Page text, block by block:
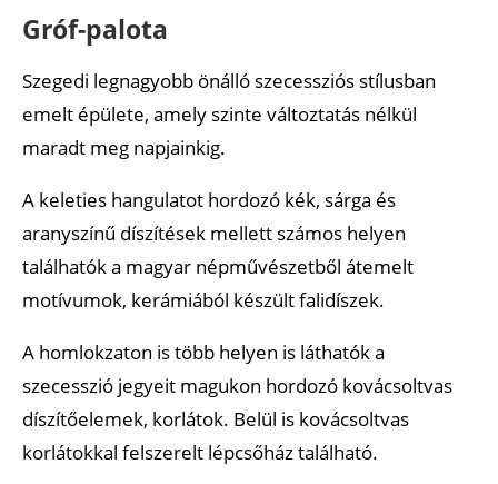
Gróf-palota
Szegedi legnagyobb önálló szecessziós stílusban
emelt épülete, amely szinte változtatás nélkül
maradt meg napjainkig.
A keleties hangulatot hordozó kék, sárga és
aranyszínű díszítések mellett számos helyen
találhatók a magyar népművészetből átemelt
motívumok, kerámiából készült falidíszek.
A homlokzaton is több helyen is láthatók a
szecesszió jegyeit magukon hordozó kovácsoltvas
díszítőelemek, korlátok. Belül is kovácsoltvas
korlátokkal felszerelt lépcsőház található.